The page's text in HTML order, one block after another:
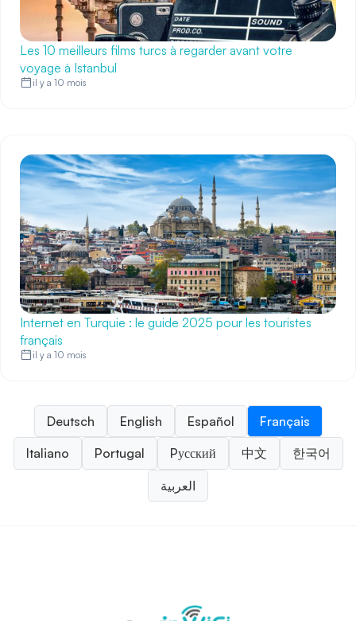
Les 10 meilleurs films turcs à regarder avant votre
voyage à Istanbul
il y a 10 mois
Internet en Turquie : le guide 2025 pour les touristes
français
il y a 10 mois
Deutsch English Español
Français
Italiano
Portugal Pусский 中文 한국어
العربية